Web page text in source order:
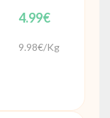
4.99€
9.98€/Kg